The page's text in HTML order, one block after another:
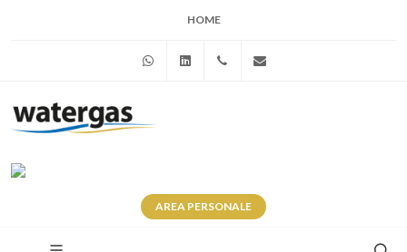
HOME
WhatsAppLinkedin+39 345 281 0246
AREA PERSONALE